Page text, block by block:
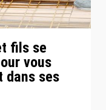
fils se
vous
dans ses